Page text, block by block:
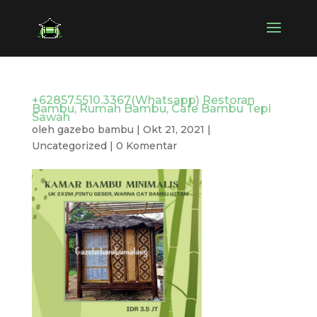
+62857.5510.3367(Whatsapp) Restoran
Bambu, Rumah Bambu, Cafe Bambu Tepi
Sawah
oleh gazebo bambu | Okt 21, 2021 |
Uncategorized | 0 Komentar